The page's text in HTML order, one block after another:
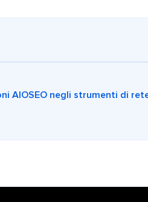
AIOSEO negli strumenti di